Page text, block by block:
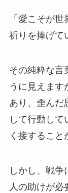
「愛こそが
祈りを捧げて
その純粋な言
うに見えます
あり、歪んだ
して行動して
く接すること
しかし、戦
人の助けが必